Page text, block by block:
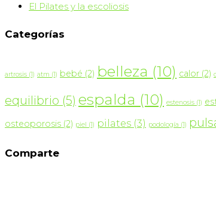
El Pilates y la escoliosis
Categorías
artrosis (1) atm (1) bebé (2) belleza (10) calor (2)
equilibrio (5) espalda (10) estenosis (1)
osteoporosis (2) piel (1) pilates (3) podología (1)
Comparte